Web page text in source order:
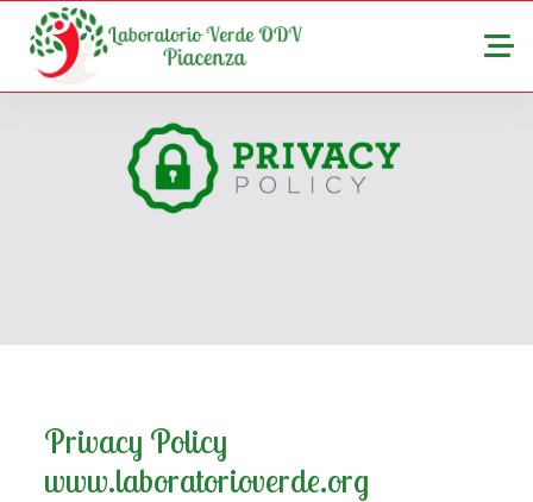
Privacy Policy
www.laboratorioverde.org